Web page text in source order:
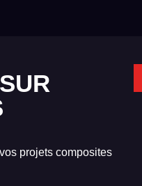
projets composites